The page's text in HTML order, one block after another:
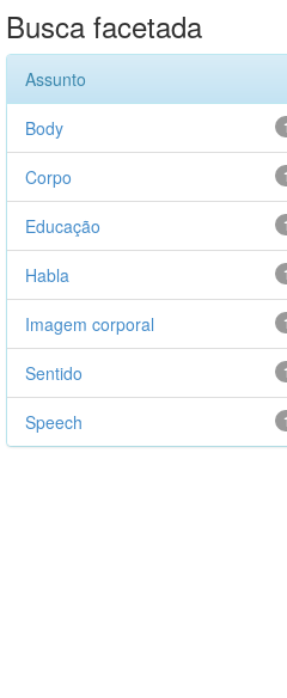
Busca facetada
Assunto
Body
Corpo
Educação
Habla
Imagem corporal
Sentido
Speech